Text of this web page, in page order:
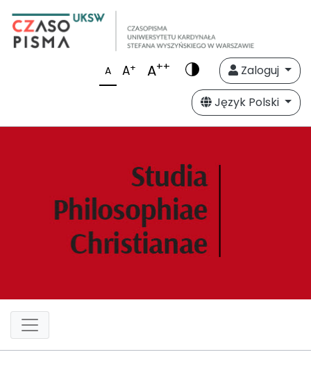
A A+ A++
Zaloguj
Język Polski